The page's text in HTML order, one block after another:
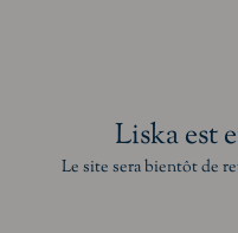
Liska est
Le site sera bientôt de